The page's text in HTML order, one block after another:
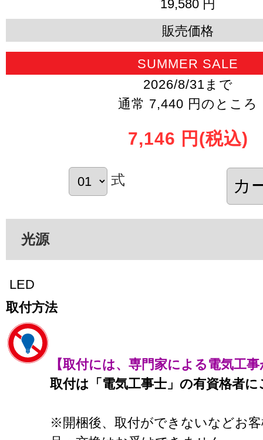
19,580 円
販売価格
SUMMER SALE
2026/8/31まで
通常 7,440 円のところ
7,146 円 (税込)
式
光源
LED
取付方法
【取付には、専門家による電気工
取付は「電気工事士」の有資格者
※開梱後、取付ができないなどお